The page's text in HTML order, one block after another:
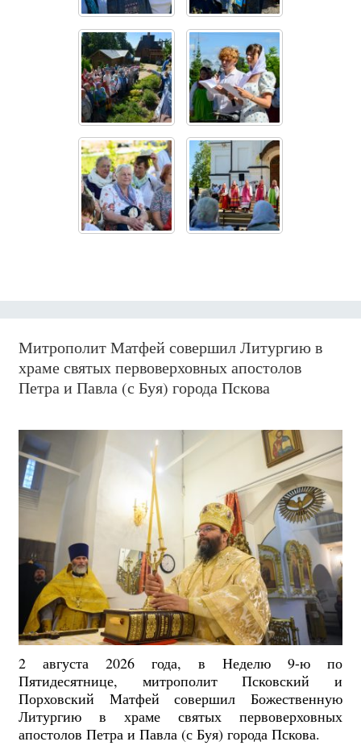
Митрополит Матфей совершил Литургию в
храме святых первоверховных апостолов
Петра и Павла (с Буя) города Пскова
2 августа 2026 года, в Неделю 9-ю по
Пятидесятнице, митрополит Псковский и
Порховский Матфей совершил Божественную
Литургию в храме святых первоверховных
апостолов Петра и Павла (с Буя) города Пскова.